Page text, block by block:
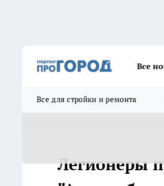
Все
Все для стройки и ремонта
Легионеры